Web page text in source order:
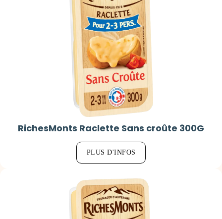
RichesMonts Raclette Sans croûte 300G
PLUS D'INFOS